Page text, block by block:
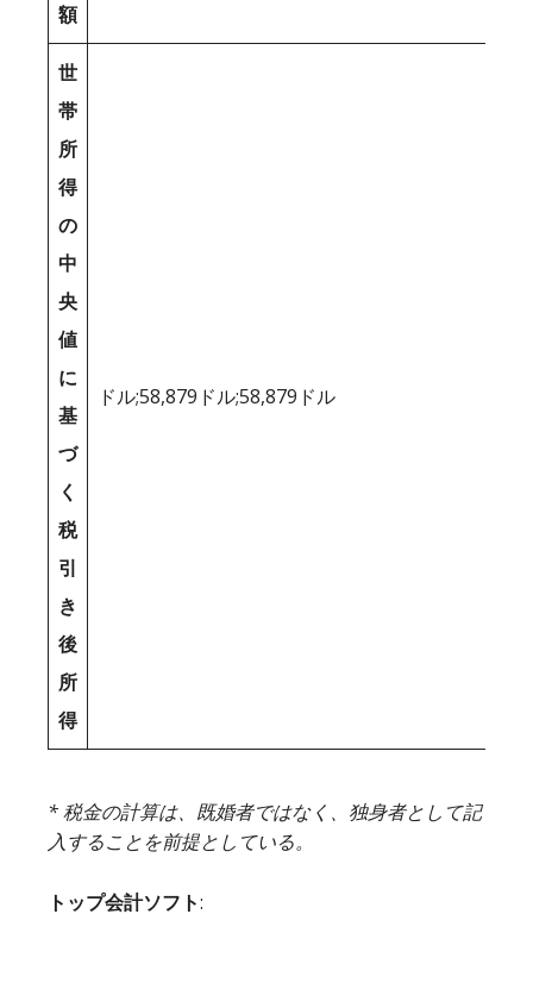
額
世
帯
所
得
の
中
央
値
に
基
づ
く
税
引
き
後
所
得
ドル;58,879ドル;58,879ドル
* 税金の計算は、既婚者ではなく、独身者として記
入することを前提としている。
トップ会計ソフト: